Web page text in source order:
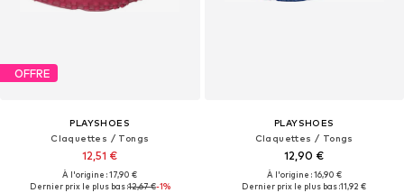
OFFRE
PLAYSHOES
Claquettes / Tongs
12,51 €
À l'origine : 17,90 €
Dernier prix le plus bas :12,67 €-1%
PLAYSHOES
Claquettes / Tongs
12,90 €
À l'origine : 16,90 €
Dernier prix le plus bas :11,92 €